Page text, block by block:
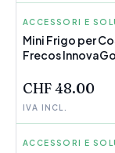
INNOVAGOODS
Mini Frigo per
Frecos
CHF 48.00
IVA INCL.
KIPIT